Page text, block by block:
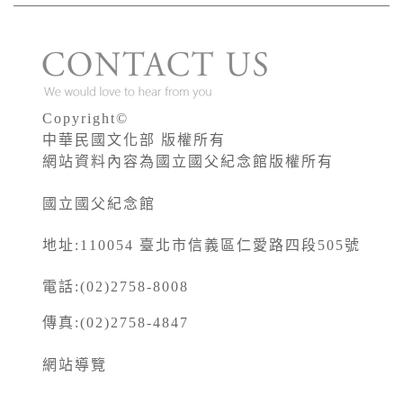
Copyright©
中華民國文化部 版權所有
網站資料內容為國立國父紀念館版權所有
國立國父紀念館
地址:110054 臺北市信義區仁愛路四段505號
電話:(02)2758-8008
傳真:(02)2758-4847
網站導覽